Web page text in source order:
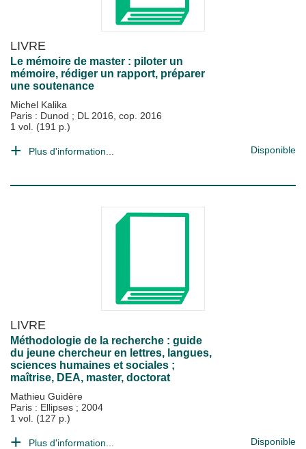
LIVRE
Le mémoire de master : piloter un
mémoire, rédiger un rapport, préparer
une soutenance
Michel Kalika
Paris : Dunod ; DL 2016, cop. 2016
1 vol. (191 p.)
Plus d'information... Disponible
LIVRE
Méthodologie de la recherche : guide
du jeune chercheur en lettres, langues,
sciences humaines et sociales ;
maîtrise, DEA, master, doctorat
Mathieu Guidère
Paris : Ellipses ; 2004
1 vol. (127 p.)
Plus d'information... Disponible